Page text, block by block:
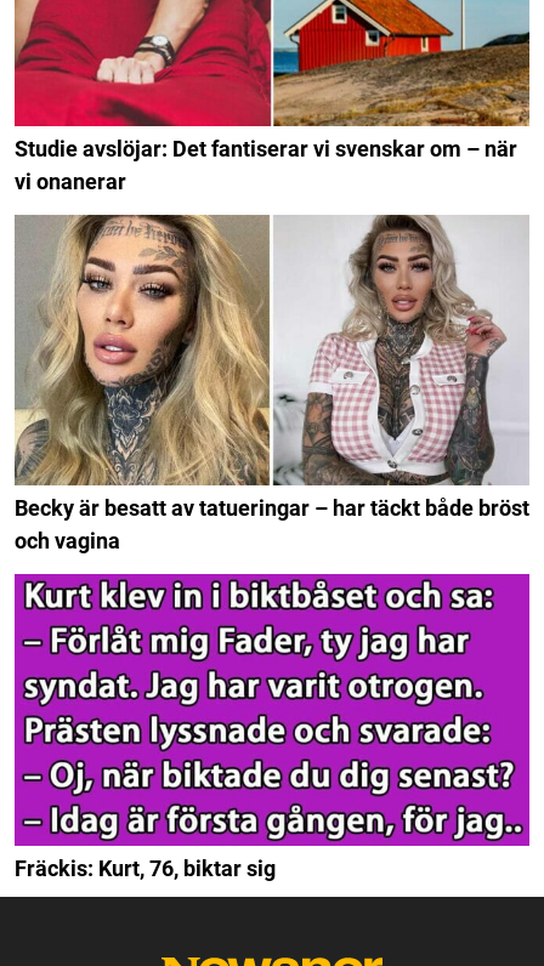
Studie avslöjar: Det fantiserar vi svenskar om – när
vi onanerar
Becky är besatt av tatueringar – har täckt både bröst
och vagina
Fräckis: Kurt, 76, biktar sig